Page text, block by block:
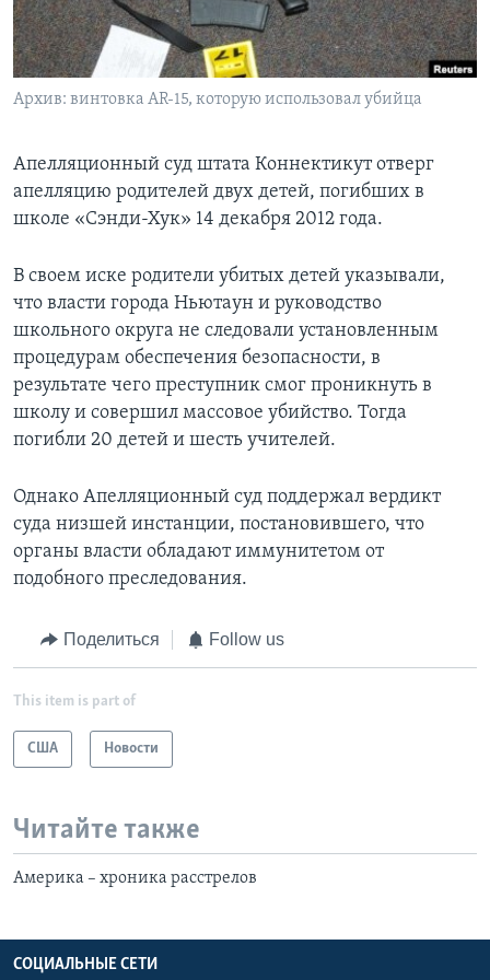
Learning English
СОЦИАЛЬНЫЕ СЕТИ
Языки
Архив: винтовка AR-15, которую использовал убийца
Апелляционный суд штата Коннектикут отверг
апелляцию родителей двух детей, погибших в
школе «Сэнди-Хук» 14 декабря 2012 года.
В своем иске родители убитых детей указывали,
что власти города Ньютаун и руководство
школьного округа не следовали установленным
процедурам обеспечения безопасности, в
результате чего преступник смог проникнуть в
школу и совершил массовое убийство. Тогда
погибли 20 детей и шесть учителей.
Однако Апелляционный суд поддержал вердикт
суда низшей инстанции, постановившего, что
органы власти обладают иммунитетом от
подобного преследования.
Поделиться Follow us
This item is part of
США Новости
Читайте также
Америка – хроника расстрелов
СОЦИАЛЬНЫЕ СЕТИ